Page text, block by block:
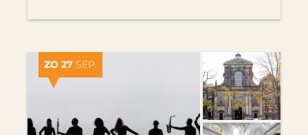
ZO 27 SEP.